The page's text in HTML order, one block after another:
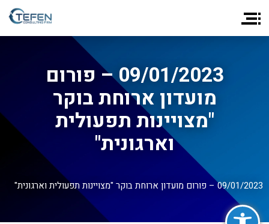
פתח סרגל נגישות
09/01/2023 – פורום
מועדון ארוחת בוקר
"מצויינות תפעולית
וארגונית"
09/01/2023 – פורום מועדון ארוחת בוקר "מצויינות תפעולית וארגונית"